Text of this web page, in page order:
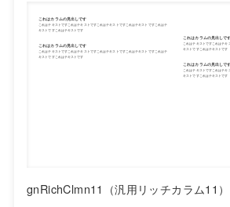
gnRichClmn11（汎用リッチカラム11）